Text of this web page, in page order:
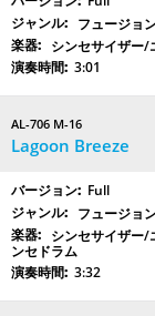
フュージョ
シンセサイザー/
3:01
AL-706 M-16
Lagoon Breeze
Full
フュージョ
シンセサイザー
ンセドラム
3:32